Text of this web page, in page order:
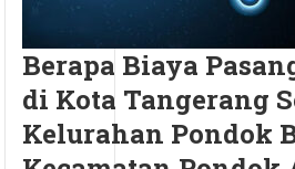
Berapa Biaya
di Kota Tangerang
Kelurahan Pondok